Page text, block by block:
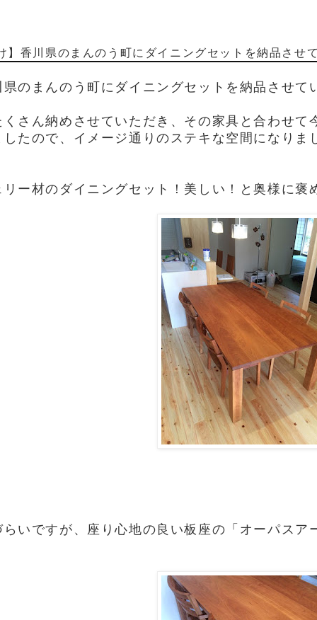
】香川県のまんのう町にダイニングセットを納品させ
のまんのう町にダイニングセットを納品させて
くさん納めさせていただき、その家具と合わせ
たので、イメージ通りのステキな空間になりま
ー材のダイニングセット！美しい！と奥様に褒
いですが、座り心地の良い板座の「オーパスア